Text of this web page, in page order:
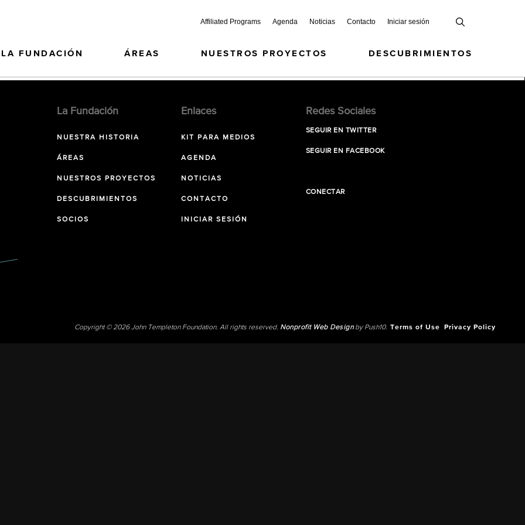
Affiliated Programs Agenda Noticias Contacto Iniciar sesión
LA FUNDACIÓN ÁREAS NUESTROS PROYECTOS DESCUBRIMIENTOS
La Fundación
NUESTRA HISTORIA
ÁREAS
NUESTROS PROYECTOS
DESCUBRIMIENTOS
SOCIOS
Enlaces
KIT PARA MEDIOS
AGENDA
NOTICIAS
CONTACTO
INICIAR SESIÓN
Redes Sociales
SEGUIR EN TWITTER
SEGUIR EN FACEBOOK
CONECTAR
Copyright © 2026 John Templeton Foundation. All rights reserved. Nonprofit Web Designby Push10. Terms of Use Privacy Policy